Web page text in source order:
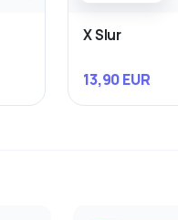
X Slur
13,90 EUR